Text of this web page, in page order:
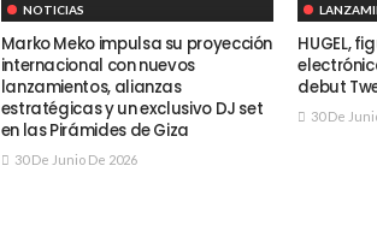
NOTICIAS
Marko Meko impulsa su proyección
internacional con nuevos
lanzamientos, alianzas
estratégicas y un exclusivo DJ set
en las Pirámides de Giza
30 De Junio De 2026
HUGEL,
debut
30 De